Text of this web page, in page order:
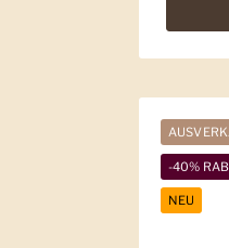
-40%
NEU